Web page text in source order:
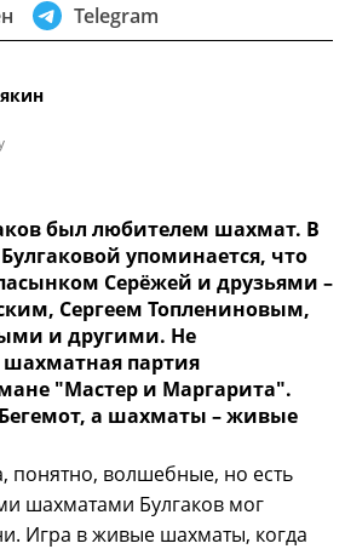
Telegram
был любителем шахмат. В
упоминается, что
Серёжей и друзьями –
Сергеем Топлениновым,
и другими. Не
партия
"Мастер и Маргарита".
а шахматы – живые
понятно, волшебные, но есть
шахматами Булгаков мог
Игра в живые шахматы, когда